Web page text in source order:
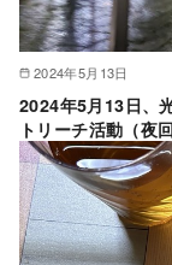
2024年5月13日
2024年5月13日、
トリーチ活動（夜